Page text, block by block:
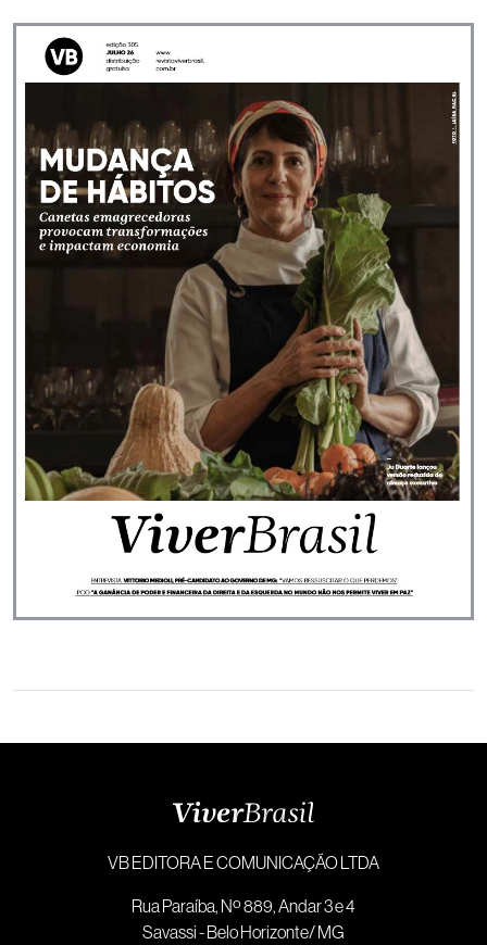
VB EDITORA E COMUNICAÇÃO LTDA
Rua Paraíba, Nº 889, Andar 3 e 4
Savassi - Belo Horizonte/ MG